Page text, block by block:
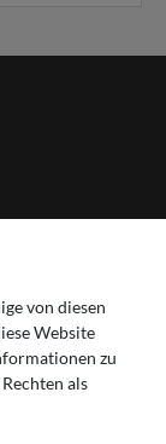
von diesen
Website
zu
als